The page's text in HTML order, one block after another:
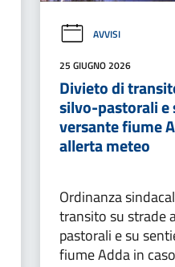
AVVISI
25 GIUGNO 2026
Divieto di
silvo-pastorali e
versante fiume
allerta meteo
Ordinanza
transito su strade
pastorali e su
fiume Adda in